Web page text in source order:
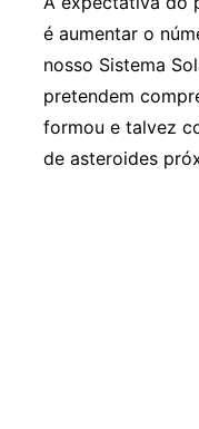
é aumentar o
nosso Sistema
pretendem
formou e talvez
de asteroides